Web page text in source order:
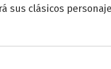
sus clásicos